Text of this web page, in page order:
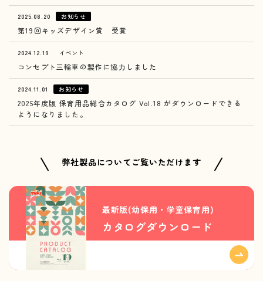
2025.08.20 お知らせ
第19回キッズデザイン賞 受賞
2024.12.19 イベント
コンセプト三輪車の製作に協力しました
2024.11.01 お知らせ
2025年度版 保育用品総合カタログ Vol.18 がダウンロードできる
ようになりました。
弊社製品についてご覧いただけます
最新版(幼保用・学童保育用)
カタログダウンロード